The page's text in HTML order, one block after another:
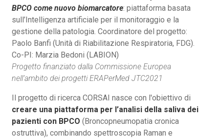
BPCO come nuovo biomarcatore: piattaforma basata
sull’Intelligenza artificiale per il monitoraggio e la
gestione della patologia. Coordinatore del progetto:
Paolo Banfi (Unità di Riabilitazione Respiratoria, FDG).
Co-PI: Marzia Bedoni (LABION)
Progetto finanziato dalla Commissione Europea
nell’ambito dei progetti ERAPerMed JTC2021
Il progetto di ricerca CORSAI nasce con l'obiettivo di
creare una piattaforma per l’analisi della saliva dei
pazienti con BPCO (Broncopneumopatia cronica
ostruttiva), combinando spettroscopia Raman e